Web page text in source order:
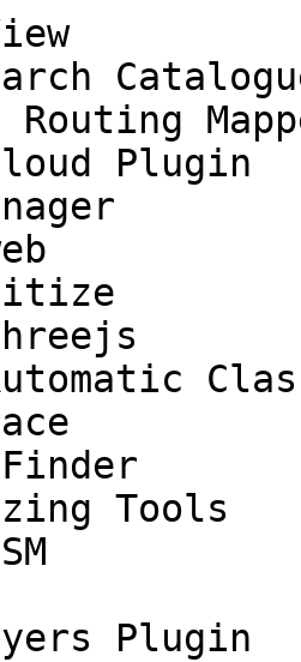
Plugin
Tools
Plugin